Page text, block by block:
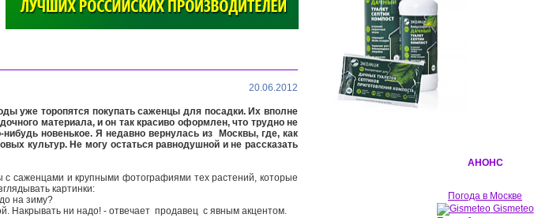
20.06.2012
уже торопятся покупать саженцы для посадки. Их вполне
материала, и он так красиво оформлен, что трудно не
нибудь новенькое. Я недавно вернулась из Москвы, где, как
культур. Не могу остаться равнодушной и не рассказать
саженцами и крупными фотографиями тех растений, которые
картинки:
на зиму?
Накрывать ни надо! - отвечает продавец с явным акцентом.
АНОНС
Погода в Москве
Gismeteo